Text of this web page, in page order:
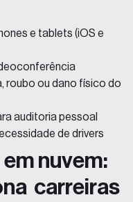
e tablets (iOS e
roubo ou dano físico do
auditoria pessoal
de drivers
nuvem:
carreiras